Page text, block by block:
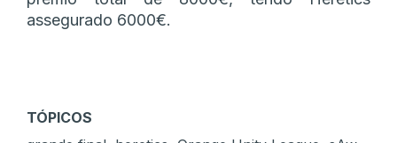
assegurado 6000€.
TÓPICOS